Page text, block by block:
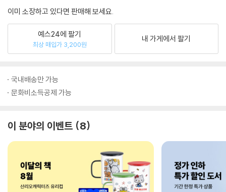
이미 소장하고 있다면 판매해 보세요.
예스24에 팔기
최상 매입가 3,200원
내 가게에서 팔기
국내배송만 가능
문화비소득공제 가능
이 분야의 이벤트 8